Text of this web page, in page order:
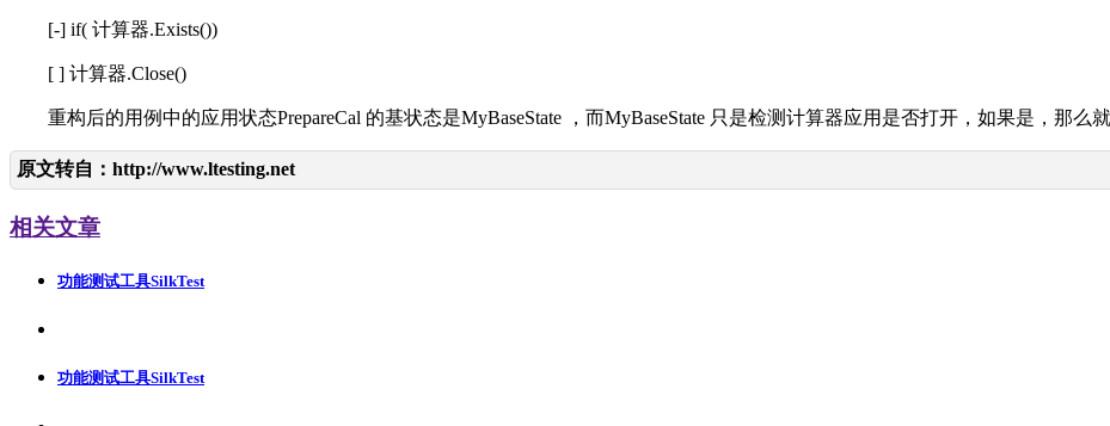
[-] if( 计算器.Exists())
[ ] 计算器.Close()
重构后的用例中的应用状态PrepareCal 的基状态是MyBaseState ，而MyBaseState 只是检测计算器应用是否打开，如果是，那么
原文转自： http://www.ltesting.net
相关文章
功能测试工具SilkTest
功能测试工具SilkTest